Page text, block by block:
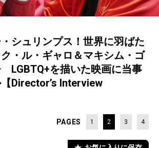
・シュリンプス！世界に羽ばた
・ル・ギャロ＆マキシム・ゴ
LGBTQ+を描いた映画に当事
Director’s Interview
PAGES 1 2 3 4